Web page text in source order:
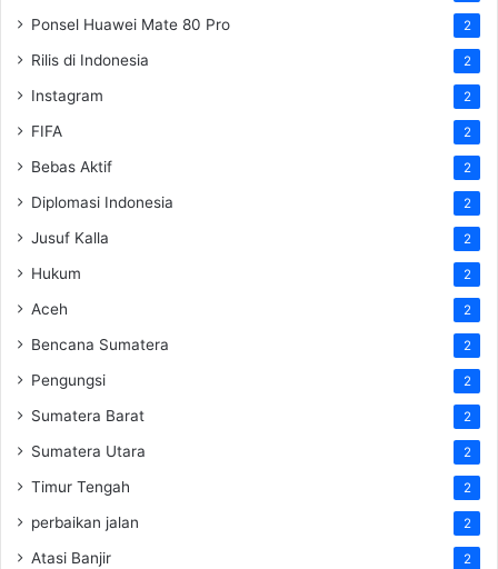
Ponsel Huawei Mate 80 Pro 2
Rilis di Indonesia 2
Instagram 2
FIFA 2
Bebas Aktif 2
Diplomasi Indonesia 2
Jusuf Kalla 2
Hukum 2
Aceh 2
Bencana Sumatera 2
Pengungsi 2
Sumatera Barat 2
Sumatera Utara 2
Timur Tengah 2
perbaikan jalan 2
Atasi Banjir 2